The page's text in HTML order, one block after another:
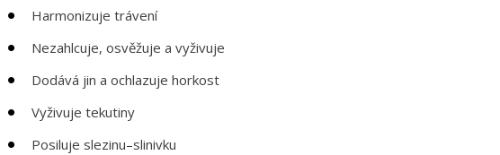
Harmonizuje trávení
Nezahlcuje, osvěžuje a vyživuje
Dodává jin a ochlazuje horkost
Vyživuje tekutiny
Posiluje slezinu–slinivku